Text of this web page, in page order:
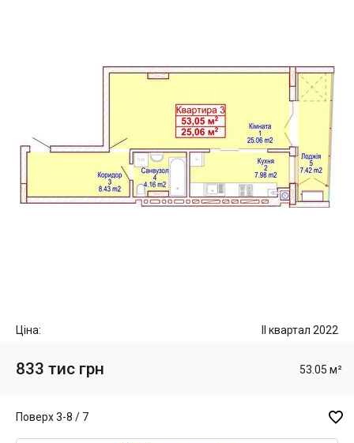
Ціна: II квартал 2022
833 тис грн 53.05 м²
Поверх 3-8 / 7 